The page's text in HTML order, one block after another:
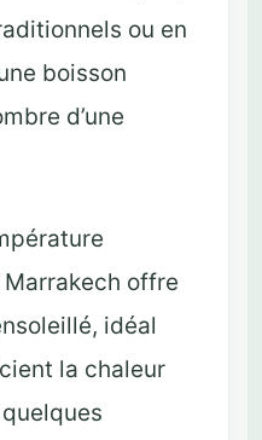
ou en
boisson
d’une
offre
idéal
la chaleur